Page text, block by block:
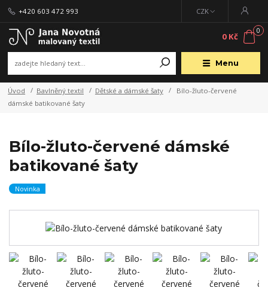
Menu
CZK
+420 603 472 993
0
0 Kč
Úvod Bavlněný textil Dětské a dámské šaty
Bílo-žluto-červené
dámské batikované šaty
Bílo-žluto-červené dámské
batikované šaty
Novinka